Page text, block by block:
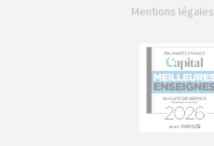
Mentions légales